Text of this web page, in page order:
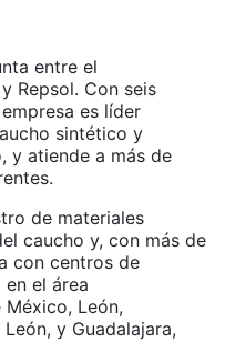
entre el
Repsol. Con seis
es líder
sintético y
y atiende a más de
de materiales
caucho y, con más de
con centros de
el área
León,
y Guadalajara,